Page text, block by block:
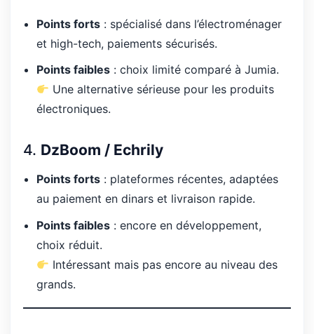
Points forts : spécialisé dans l’électroménager
et high-tech, paiements sécurisés.
Points faibles : choix limité comparé à Jumia.
Une alternative sérieuse pour les produits
électroniques.
4. DzBoom / Echrily
Points forts : plateformes récentes, adaptées
au paiement en dinars et livraison rapide.
Points faibles : encore en développement,
choix réduit.
Intéressant mais pas encore au niveau des
grands.